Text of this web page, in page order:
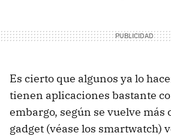
Es cierto que algunos ya lo
tienen aplicaciones bastante
embargo, según se vuelve más
gadget (véase los smartwatch)